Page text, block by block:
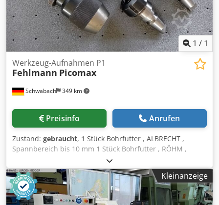
1 / 1
Schwabach 349 km
Werkzeug-Aufnahmen P1
Fehlmann Picomax
Preisinfo Anrufen
Zustand: gebraucht, 1 Stück Bohrfutter , ALBRECHT ,
Spannbereich bis 10 mm 1 Stück Bohrfutter , RÖHM ,
Spannbereich von 3 - 13 mm . . Zu Schnellwechselsystem
SF 32 : 1 Stück Spannzangenfutter mit Überwurfmutter , ER
32 2 Stück Spannzangenfutter mit Überwurfmutter , ER 25
1 Stück Fräsdorn , Aufnahme 32 mm Chodszqgzaepfx
Ahcoa
Kleinanzeige